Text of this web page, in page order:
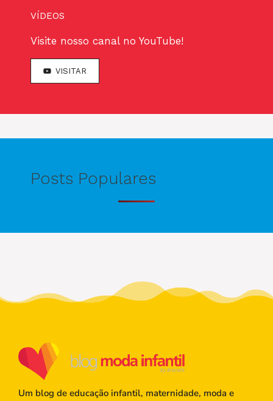
VÍDEOS
Visite nosso canal no YouTube!
VISITAR
Posts Populares
Um blog de educação infantil, maternidade, moda e